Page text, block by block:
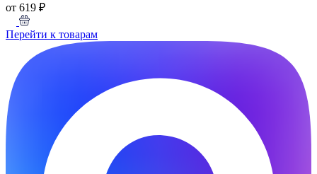
от 619 ₽
Перейти к товарам